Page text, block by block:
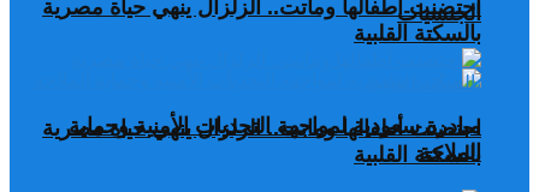
احتضنت أطفالها وماتت.. الزلزال ينهي حياة مصرية
بالسكتة القلبية
مبادرة سعودية لمواجهة التحديات الأمنية وحماية
الملاحة
الجنسيات
احتضنت أطفالها وماتت.. الزلزال ينهي حياة مصرية
بالسكتة القلبية